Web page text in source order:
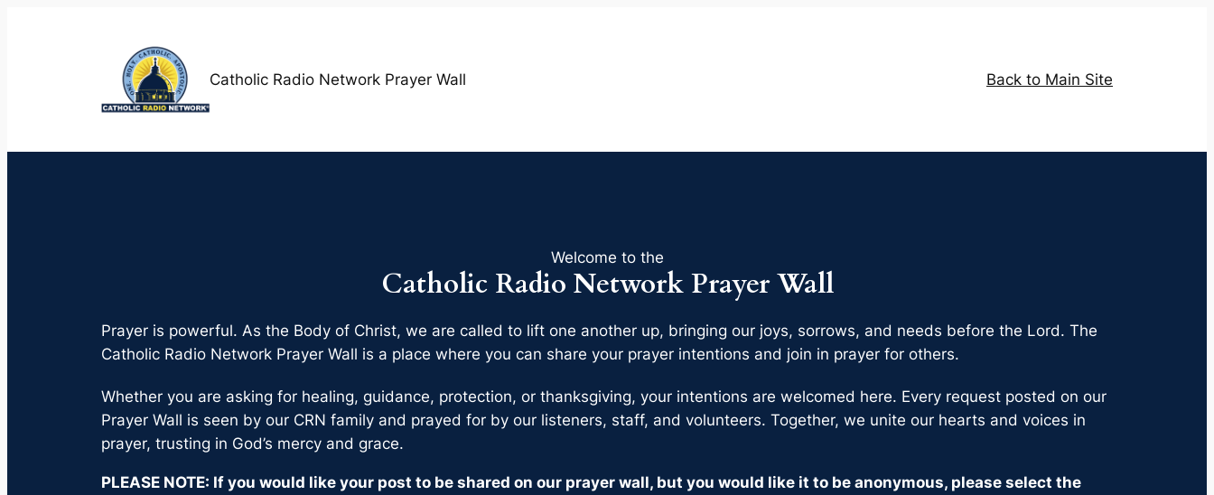
Catholic Radio Network Prayer Wall
Back to Main Site
Welcome to the
Catholic Radio Network Prayer Wall
Prayer is powerful. As the Body of Christ, we are called to lift one another up, bringing our joys, sorrows, and needs before the Lord. The
Catholic Radio Network Prayer Wall is a place where you can share your prayer intentions and join in prayer for others.
Whether you are asking for healing, guidance, protection, or thanksgiving, your intentions are welcomed here. Every request posted on our
Prayer Wall is seen by our CRN family and prayed for by our listeners, staff, and volunteers. Together, we unite our hearts and voices in
prayer, trusting in God’s mercy and grace.
PLEASE NOTE: If you would like your post to be shared on our prayer wall, but you would like it to be anonymous, please select the